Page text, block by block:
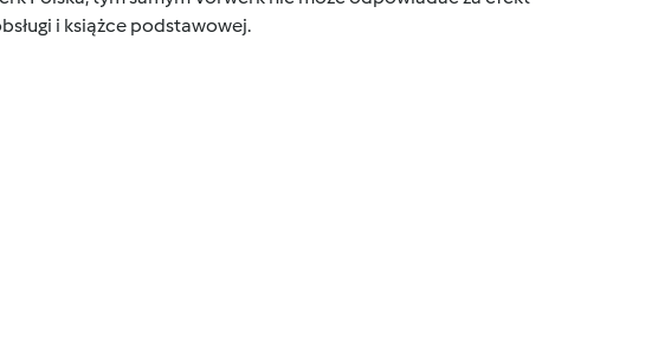
i książce podstawowej.